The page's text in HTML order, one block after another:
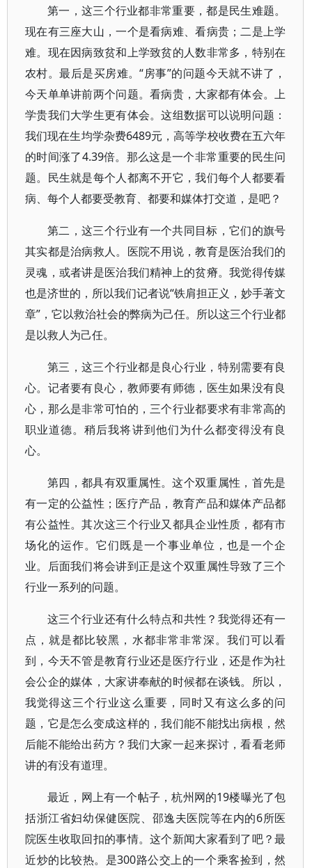
第一，这三个行业都非常重要，都是民生难题。
现在有三座大山，一个是看病难、看病贵；二是上学
难。现在因病致贫和上学致贫的人数非常多，特别在
农村。最后是买房难。“房事”的问题今天就不讲了，
今天单单讲前两个问题。看病贵，大家都有体会。上
学贵我们大学生更有体会。这组数据可以说明问题：
我们现在生均学杂费6489元，高等学校收费在五六年
的时间涨了4.39倍。那么这是一个非常重要的民生问
题。民生就是每个人都离不开它，我们每个人都要看
病、每个人都要受教育、都要和媒体打交道，是吧？
第二，这三个行业有一个共同目标，它们的旗号
其实都是治病救人。医院不用说，教育是医治我们的
灵魂，或者讲是医治我们精神上的贫瘠。我觉得传媒
也是济世的，所以我们记者说“铁肩担正义，妙手著文
章”，它以救治社会的弊病为己任。所以这三个行业都
是以救人为己任。
第三，这三个行业都是良心行业，特别需要有良
心。记者要有良心，教师要有师德，医生如果没有良
心，那么是非常可怕的，三个行业都要求有非常高的
职业道德。稍后我将讲到他们为什么都变得没有良
心。
第四，都具有双重属性。这个双重属性，首先是
有一定的公益性；医疗产品，教育产品和媒体产品都
有公益性。其次这三个行业又都具企业性质，都有市
场化的运作。它们既是一个事业单位，也是一个企
业。后面我们将会讲到正是这个双重属性导致了三个
行业一系列的问题。
这三个行业还有什么特点和共性？我觉得还有一
点，就是都比较黑，水都非常非常深。我们可以看
到，今天不管是教育行业还是医疗行业，还是作为社
会公企的媒体，大家讲奉献的时候都在谈钱。所以，
我觉得这三个行业这么重要，同时又有这么多的问
题，它是怎么变成这样的，我们能不能找出病根，然
后能不能给出药方？我们大家一起来探讨，看看老师
讲的有没有道理。
最近，网上有一个帖子，杭州网的19楼曝光了包
括浙江省妇幼保健医院、邵逸夫医院等在内的6所医
院医生收取回扣的事情。这个新闻大家看到了吧？最
近炒的比较热。是300路公交上的一个乘客捡到，然